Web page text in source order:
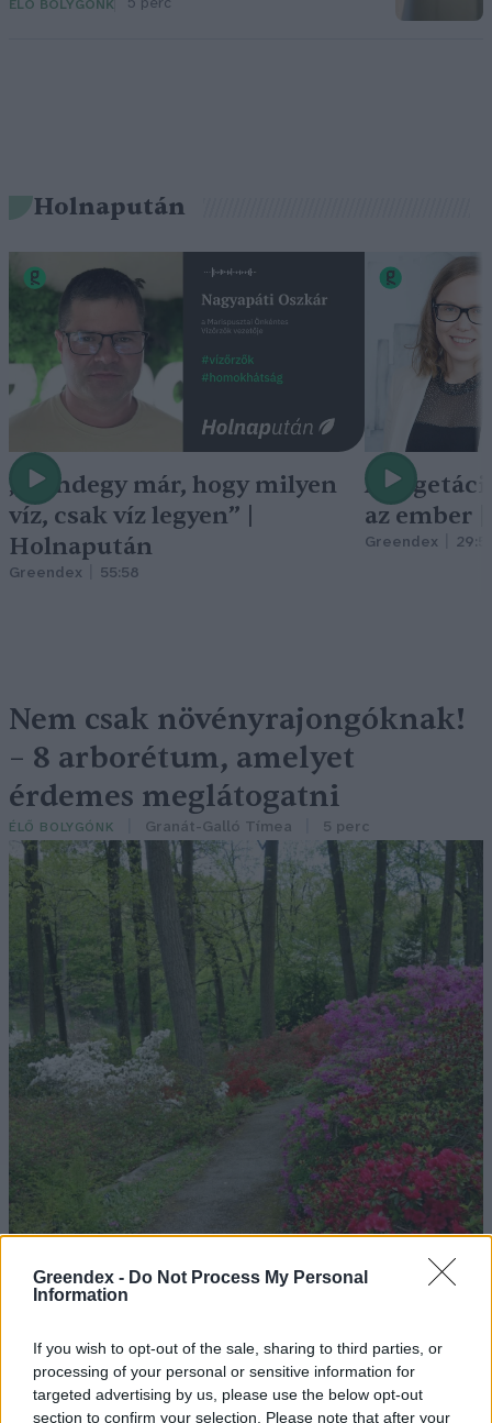
Greendex - Do Not Process My Personal
Information
If you wish to opt-out of the sale, sharing to third parties, or
processing of your personal or sensitive information for
targeted advertising by us, please use the below opt-out
section to confirm your selection. Please note that after your
ÉLŐ BOLYGÓNK 5 perc
Holnapután
„Mindegy már, hogy milyen
víz, csak víz legyen” |
Holnapután
Greendex 55:58
A
az ember
Greendex
Nem csak növényrajongóknak!
– 8 arborétum, amelyet
érdemes meglátogatni
ÉLŐ BOLYGÓNK Granát-Galló Tímea 5 perc
Magyarország tele van gyönyörű növényekkel, így arborétumokkal
is. A jó idő beköszöntével érdemes minél többet felkeresni.